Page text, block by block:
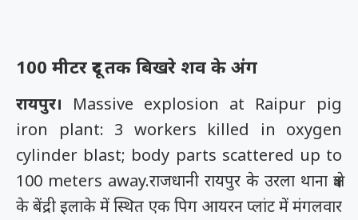
100 मीटर दूर तक बिखरे शव के अंग
रायपुर।
Massive explosion at Raipur pig
iron plant: 3 workers killed in oxygen
cylinder blast; body parts scattered up to
100 meters away.राजधानी रायपुर के उरला थाना क्षेत्र
के बेंद्री इलाके में स्थित एक पिग आयरन प्लांट में मंगलवार